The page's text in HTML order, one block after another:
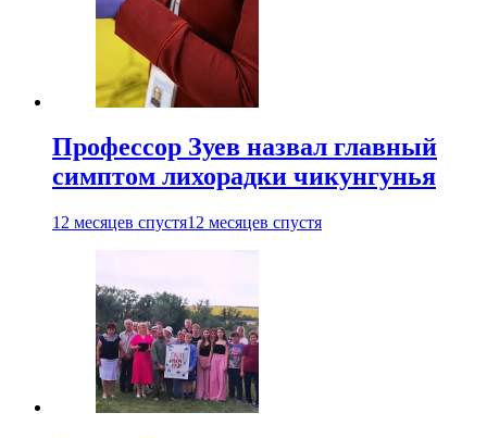
Профессор Зуев назвал главный
симптом лихорадки чикунгунья
12 месяцев спустя12 месяцев спустя